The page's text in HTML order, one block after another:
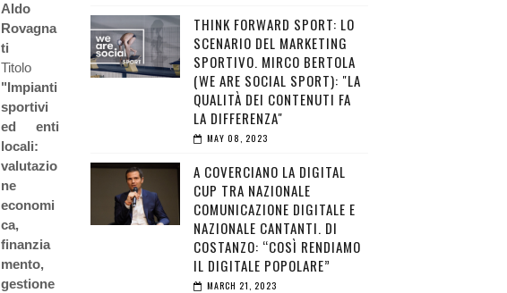
Aldo
Rovagna
ti
Titolo
"Impianti
sportivi
ed enti
locali:
valutazio
ne
economi
ca,
finanzia
mento,
gestione
THINK FORWARD SPORT: LO
SCENARIO DEL MARKETING
SPORTIVO. MIRCO BERTOLA
(WE ARE SOCIAL SPORT): "LA
QUALITÀ DEI CONTENUTI FA
LA DIFFERENZA"
MAY 08, 2023
A COVERCIANO LA DIGITAL
CUP TRA NAZIONALE
COMUNICAZIONE DIGITALE E
NAZIONALE CANTANTI. DI
COSTANZO: “COSÌ RENDIAMO
IL DIGITALE POPOLARE”
MARCH 21, 2023